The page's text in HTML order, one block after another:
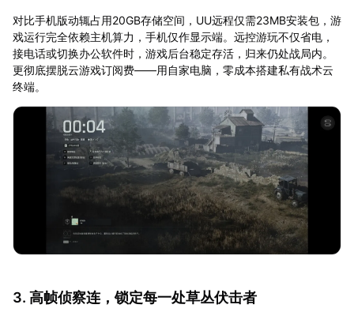
对比手机版动辄占用20GB存储空间，UU远程仅需23MB安装包，游
戏运行完全依赖主机算力，手机仅作显示端。远控游玩不仅省电，
接电话或切换办公软件时，游戏后台稳定存活，归来仍处战局内。
更彻底摆脱云游戏订阅费——用自家电脑，零成本搭建私有战术云
终端。
3. 高帧侦察连，锁定每一处草丛伏击者